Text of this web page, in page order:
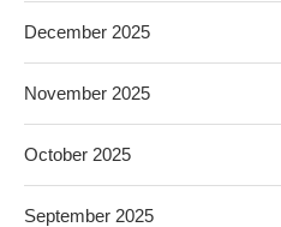
December 2025
November 2025
October 2025
September 2025